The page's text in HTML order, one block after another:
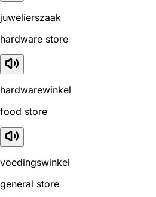
juwelierszaak
hardware store
hardwarewinkel
food store
voedingswinkel
general store